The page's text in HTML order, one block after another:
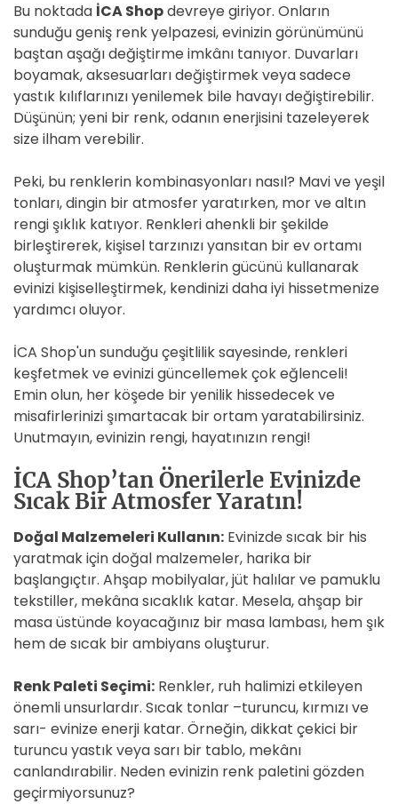
Bu noktada İCA Shopdevreye giriyor. Onların
sunduğu geniş renk yelpazesi, evinizin görünümünü
baştan aşağı değiştirme imkânı tanıyor. Duvarları
boyamak, aksesuarları değiştirmek veya sadece
yastık kılıflarınızı yenilemek bile havayı değiştirebilir.
Düşünün; yeni bir renk, odanın enerjisini tazeleyerek
size ilham verebilir.
Peki, bu renklerin kombinasyonları nasıl? Mavi ve yeşil
tonları, dingin bir atmosfer yaratırken, mor ve altın
rengi şıklık katıyor. Renkleri ahenkli bir şekilde
birleştirerek, kişisel tarzınızı yansıtan bir ev ortamı
oluşturmak mümkün. Renklerin gücünü kullanarak
evinizi kişiselleştirmek, kendinizi daha iyi hissetmenize
yardımcı oluyor.
İCA Shop'un sunduğu çeşitlilik sayesinde, renkleri
keşfetmek ve evinizi güncellemek çok eğlenceli!
Emin olun, her köşede bir yenilik hissedecek ve
misafirlerinizi şımartacak bir ortam yaratabilirsiniz.
Unutmayın, evinizin rengi, hayatınızın rengi!
İCA Shop’tan Önerilerle Evinizde
Sıcak Bir Atmosfer Yaratın!
Doğal Malzemeleri Kullanın: Evinizde sıcak bir his
yaratmak için doğal malzemeler, harika bir
başlangıçtır. Ahşap mobilyalar, jüt halılar ve pamuklu
tekstiller, mekâna sıcaklık katar. Mesela, ahşap bir
masa üstünde koyacağınız bir masa lambası, hem şık
hem de sıcak bir ambiyans oluşturur.
Renk Paleti Seçimi: Renkler, ruh halimizi etkileyen
önemli unsurlardır. Sıcak tonlar –turuncu, kırmızı ve
sarı- evinize enerji katar. Örneğin, dikkat çekici bir
turuncu yastık veya sarı bir tablo, mekânı
canlandırabilir. Neden evinizin renk paletini gözden
geçirmiyorsunuz?